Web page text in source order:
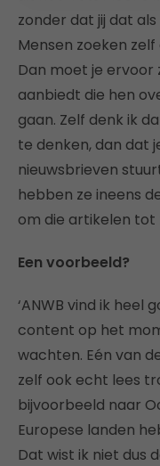
zonder dat jij dat
Mensen zoeken
Dan moet je ervoor
aanbiedt die hen
gaan. Zelf denk ik
te denken, dan dat
nieuwsbrieven
hebben ze ineens
om die artikelen tot
Een voorbeeld?
‘ANWB vind ik heel
content op het
wachten. Eén van
zelf ook echt lees
bijvoorbeeld naar
Europese landen
Dat wist ik niet dus